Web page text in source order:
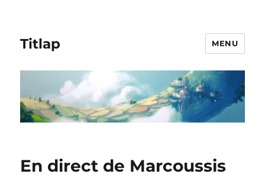
Titlap MENU
En direct de Marcoussis